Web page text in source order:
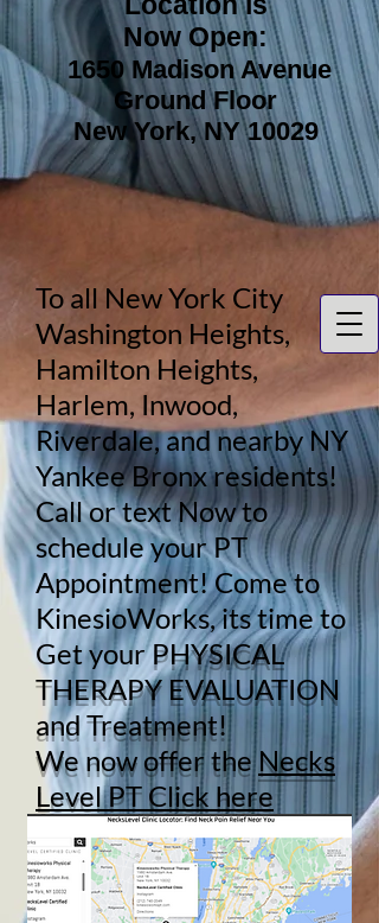
Now Open:
1650 Madison Avenue
Ground Floor
New York, NY 10029
To all New York City
Washington Heights,
Hamilton Heights,
Harlem, Inwood,
Riverdale, and nearby NY
Yankee Bronx residents!
Call or text Now to
schedule your PT
Appointment! Come to
KinesioWorks, its time to
Get yourPHYSICAL
THERAPY EVALUATION
and Treatment!
We now offer theNecks
Level PT Click here